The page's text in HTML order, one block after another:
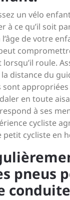
un vélo
à ce qu’il soit
de votre
roule.
distance du
sont
en toute
à ses
cycliste
cycliste en
pneus